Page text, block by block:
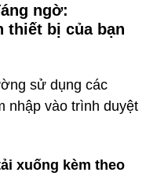
ngờ:
thiết bị của bạn
sử dụng các
nhập vào trình duyệt
xuống kèm theo